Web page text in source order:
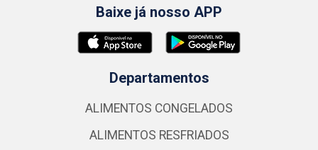
Baixe já nosso APP
Departamentos
ALIMENTOS CONGELADOS
ALIMENTOS RESFRIADOS